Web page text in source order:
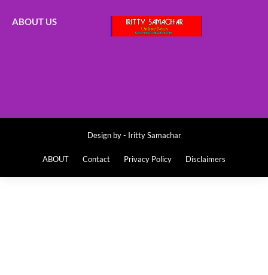
ABOUT US
Design by - Iritty Samachar
ABOUT Contact Privacy Policy Disclaimers